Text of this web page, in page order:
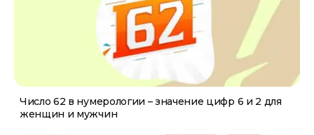
Число 62 в нумерологии – значение цифр 6 и 2 для
женщин и мужчин